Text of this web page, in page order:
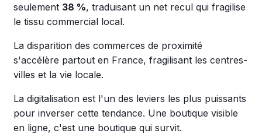
seulement 38 %, traduisant un net recul qui fragilise
le tissu commercial local.
La disparition des commerces de proximité
s'accélère partout en France, fragilisant les centres-
villes et la vie locale.
La digitalisation est l'un des leviers les plus puissants
pour inverser cette tendance. Une boutique visible
en ligne, c'est une boutique qui survit.